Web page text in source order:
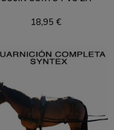
18,95 €
Añadir al carrito